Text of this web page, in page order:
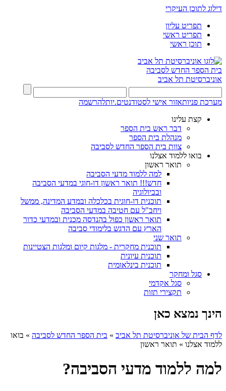
דילוג לתוכן העיקרי
תפריט עליון
תפריט ראשי
תוכן ראשי
בית הספר החדש לסביבה
אוניברסיטת תל אביב
מערכת פניותאזור אישי לסטודנטים.יותלהרשמה
קצת עלינו
דבר ראש בית הספר
מנהלת בית הספר
צוות בית הספר החדש לסביבה
בואו ללמוד אצלנו
תואר ראשון
למה ללמוד מדעי הסביבה
חדש!!! תואר ראשון דו-חוגי במדעי הסביבה
ובביולוגיה
תוכנית דו-חוגית בכלכלה ובמדע המדינה, ממשל
ויחב"ל עם חטיבה במדעי הסביבה
תואר ראשון כפול בהנדסה מכנית ובמדעי כדור
הארץ עם הדגש בלימודי סביבה
תואר שני
תוכנית מחקרית - מלגות קיום ומלגות הצטיינות
תוכנית עיונית
תוכנית בינלאומית
סגל ומחקר
סגל אקדמי
תקצירי תזות
הינך נמצא כאן
לדף הבית של אוניברסיטת תל אביב » בית הספר החדש לסביבה » בואו
ללמוד אצלנו » תואר ראשון
למה ללמוד מדעי הסביבה?